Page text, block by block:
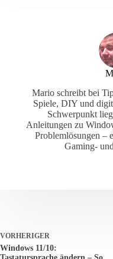
Mario schreibt bei
Spiele, DIY und
Schwerpunkt
Anleitungen zu
Problemlösungen –
Gaming-
VORHERIGER
Windows 11/10: